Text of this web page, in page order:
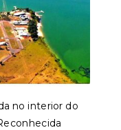
no interior do